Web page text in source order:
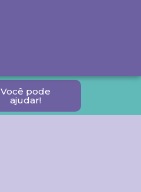
Você pode
ajudar!